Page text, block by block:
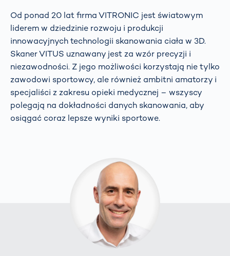
Od ponad 20 lat firma VITRONIC jest światowym
liderem w dziedzinie rozwoju i produkcji
innowacyjnych technologii skanowania ciała w 3D.
Skaner VITUS uznawany jest za wzór precyzji i
niezawodności. Z jego możliwości korzystają nie tylko
zawodowi sportowcy, ale również ambitni amatorzy i
specjaliści z zakresu opieki medycznej – wszyscy
polegają na dokładności danych skanowania, aby
osiągać coraz lepsze wyniki sportowe.